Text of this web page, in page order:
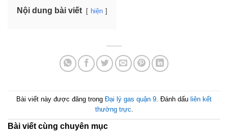
Nội dung bài viết hiện
Bài viết này được đăng trong Đại lý gas quận 9. Đánh dấu liên kết
thường trực.
Bài viết cùng chuyên mục